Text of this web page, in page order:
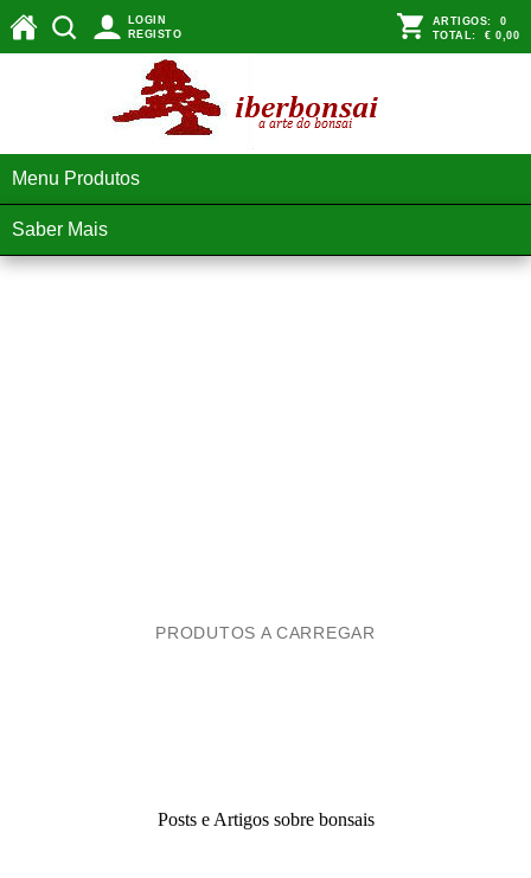
LOGIN
REGISTO
ARTIGOS: 0
TOTAL: € 0,00
Menu Produtos
Saber Mais
PRODUTOS A CARREGAR
Posts e Artigos sobre bonsais